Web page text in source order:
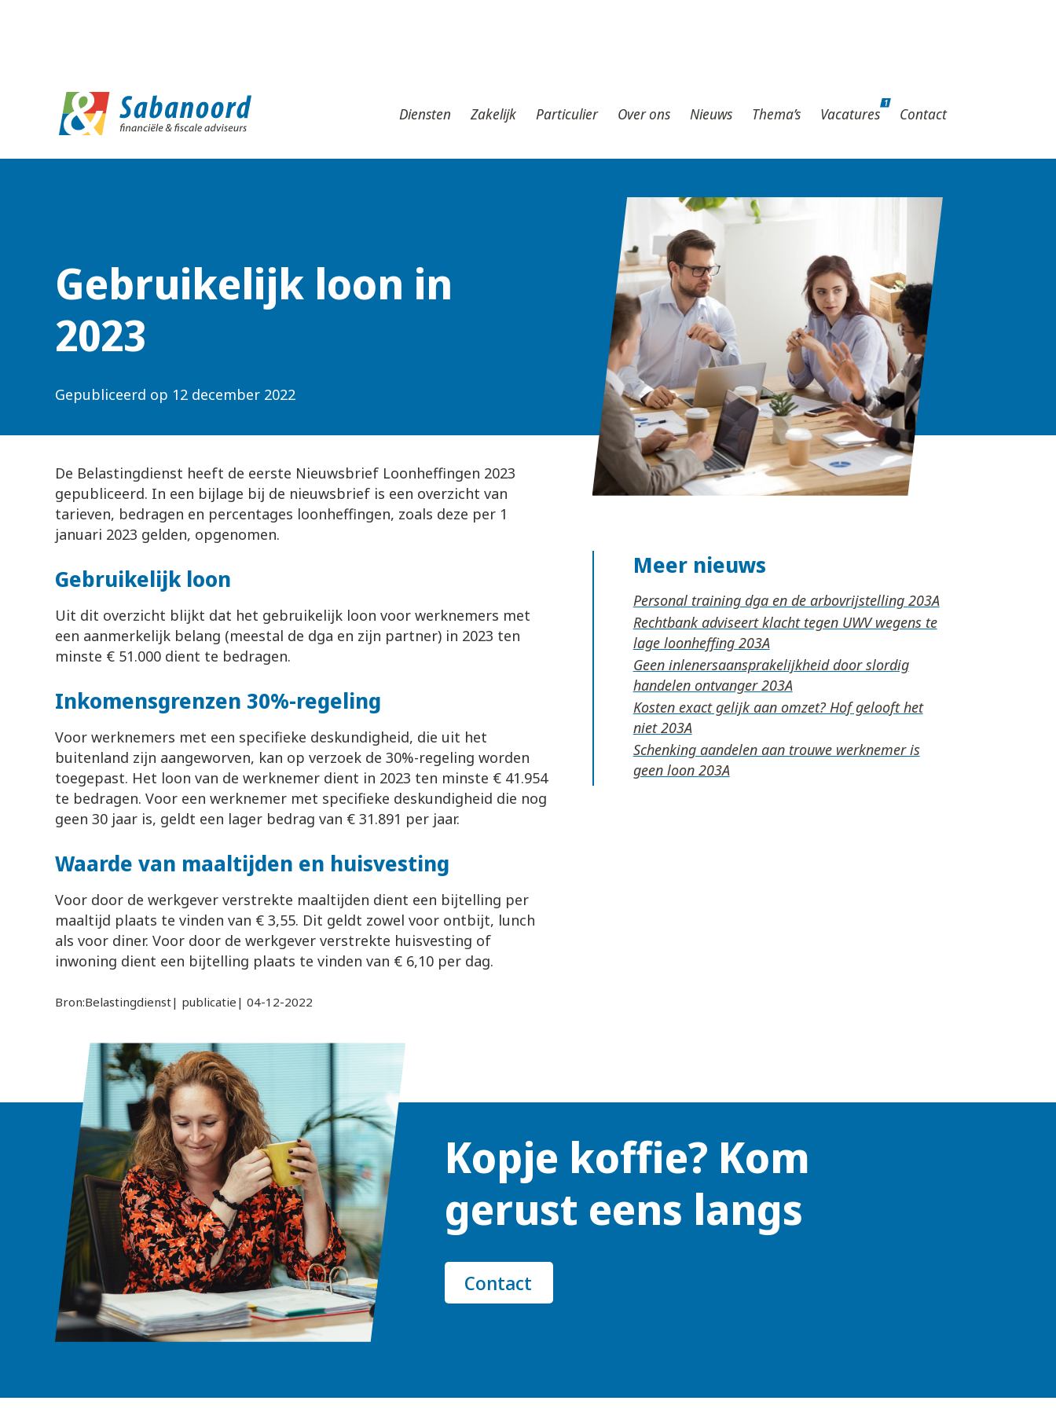
Diensten Zakelijk Particulier Over ons Nieuws Thema’s Vacatures
1
Contact
Gebruikelijk loon in
2023
Gepubliceerd op 12 december 2022
De Belastingdienst heeft de eerste Nieuwsbrief Loonheffingen 2023
gepubliceerd. In een bijlage bij de nieuwsbrief is een overzicht van
tarieven, bedragen en percentages loonheffingen, zoals deze per 1
januari 2023 gelden, opgenomen.
Gebruikelijk loon
Uit dit overzicht blijkt dat het gebruikelijk loon voor werknemers met
een aanmerkelijk belang (meestal de dga en zijn partner) in 2023 ten
minste € 51.000 dient te bedragen.
Inkomensgrenzen 30%-regeling
Voor werknemers met een specifieke deskundigheid, die uit het
buitenland zijn aangeworven, kan op verzoek de 30%-regeling worden
toegepast. Het loon van de werknemer dient in 2023 ten minste € 41.954
te bedragen. Voor een werknemer met specifieke deskundigheid die nog
geen 30 jaar is, geldt een lager bedrag van € 31.891 per jaar.
Waarde van maaltijden en huisvesting
Voor door de werkgever verstrekte maaltijden dient een bijtelling per
maaltijd plaats te vinden van € 3,55. Dit geldt zowel voor ontbijt, lunch
als voor diner. Voor door de werkgever verstrekte huisvesting of
inwoning dient een bijtelling plaats te vinden van € 6,10 per dag.
Bron:Belastingdienst| publicatie| 04-12-2022
Meer nieuws
Personal training dga en de arbovrijstelling
Rechtbank adviseert klacht tegen UWV wegens te
lage loonheffing
Geen inlenersaansprakelijkheid door slordig
handelen ontvanger
Kosten exact gelijk aan omzet? Hof gelooft het
niet
Schenking aandelen aan trouwe werknemer is
geen loon
Kopje koffie? Kom
gerust eens langs
Contact